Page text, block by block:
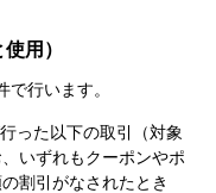
用）
行います。
った以下の取引（対象
いずれもクーポンやポ
割引がなされたとき